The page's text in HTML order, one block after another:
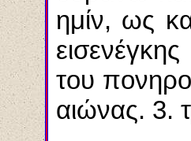
ημίν, ως
του
αιώνας. 3.